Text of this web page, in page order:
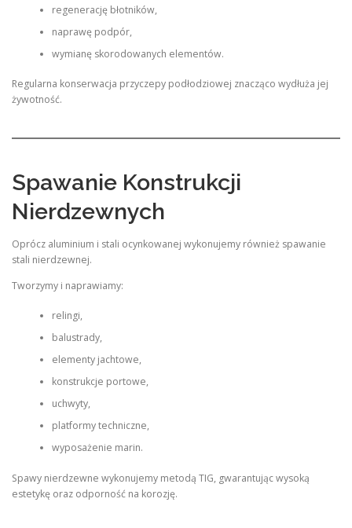
regenerację błotników,
naprawę podpór,
wymianę skorodowanych elementów.
Regularna konserwacja przyczepy podłodziowej znacząco wydłuża jej
żywotność.
Spawanie Konstrukcji
Nierdzewnych
Oprócz aluminium i stali ocynkowanej wykonujemy również spawanie
stali nierdzewnej.
Tworzymy i naprawiamy:
relingi,
balustrady,
elementy jachtowe,
konstrukcje portowe,
uchwyty,
platformy techniczne,
wyposażenie marin.
Spawy nierdzewne wykonujemy metodą TIG, gwarantując wysoką
estetykę oraz odporność na korozję.